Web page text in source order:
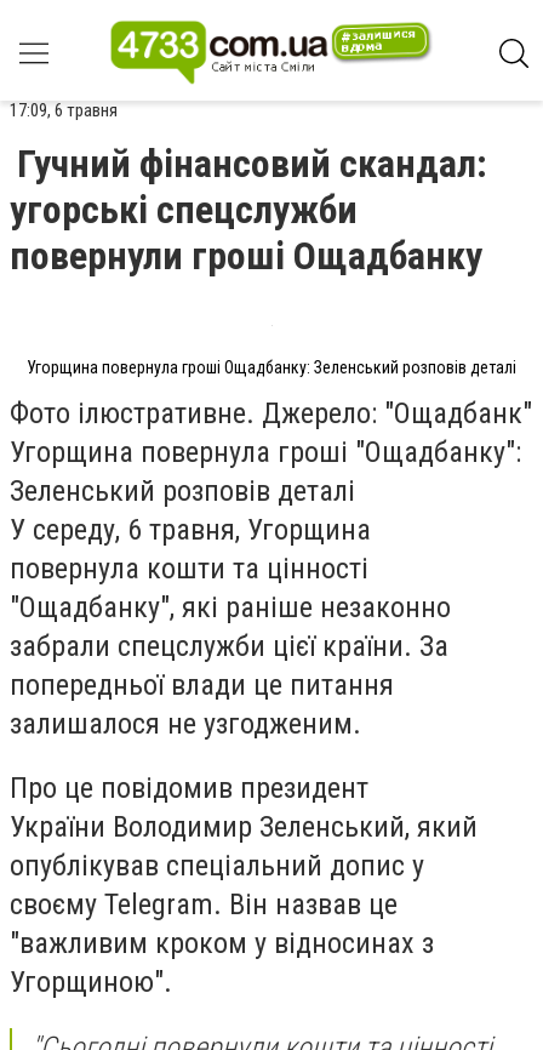
17:09, 6 травня
Гучний фінансовий скандал:
угорські спецслужби
повернули гроші Ощадбанку
Угорщина повернула гроші Ощадбанку: Зеленський розповів деталі
Фото ілюстративне. Джерело: "Ощадбанк"
Угорщина повернула гроші "Ощадбанку":
Зеленський розповів деталі
У середу, 6 травня, Угорщина
повернула кошти та цінності
"Ощадбанку", які раніше незаконно
забрали спецслужби цієї країни. За
попередньої влади це питання
залишалося не узгодженим.
Про це повідомив президент
України Володимир Зеленський, який
опублікував спеціальний допис у
своєму Telegram. Він назвав це
"важливим кроком у відносинах з
Угорщиною".